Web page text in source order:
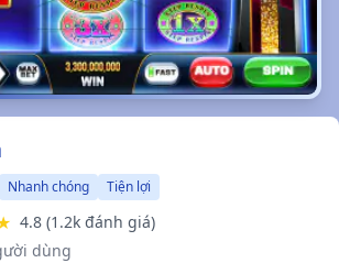
Nhanh chóng Tiện lợi
4.8 (1.2k đánh giá)
dùng